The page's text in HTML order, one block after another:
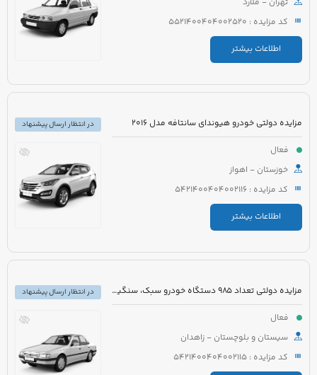
کد مزایده : 5521400404002520
اطلاعات بیشتر
مزایده دولتی خودرو هیوندای سانتافه مدل 2016
فعال
خوزستان - اهواز
کد مزایده : 5421400404002116
اطلاعات بیشتر
در انتظار ارسال پیشنهاد
مزایده دولتی تعداد 985 دستگاه خودرو سبک، سنگین و موتورسیکلت
فعال
سیستان و بلوچستان - زاهدان
کد مزایده : 5421400404002115
در انتظار ارسال پیشنهاد